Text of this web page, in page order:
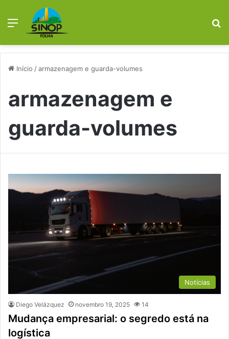
Menu
Início /armazenagem e guarda-volumes
armazenagem e
guarda-volumes
Notícias
Diego Velázquez novembro 19, 2025 14
Mudança empresarial: o segredo está na
logística